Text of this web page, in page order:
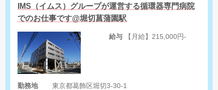
IMS（イムス）グループが運営する循環器専門病院
でのお仕事です@堀切菖蒲園駅
給与 【月給】215,000円-
勤務地
東京都葛飾区堀切3-30-1